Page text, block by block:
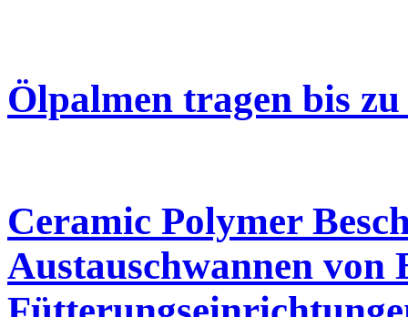
Ölpalmen tragen bis
Ceramic Polymer
Austauschwannen von